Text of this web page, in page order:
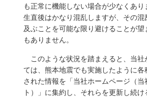
も正常に機能しない場合が少なくあ
生直後はかなり混乱しますが、その
及ぶことを可能な限り避けることが
もありません。
このような状況を踏まえると、当社
ては、熊本地震でも実施したように
された情報を「当社ホームページ（当
ト）」に集約し、それらを更新し続